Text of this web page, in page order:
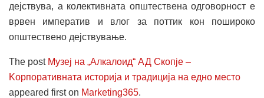
дејствува, а колективната општествена одговорност е
врвен императив и влог за поттик кон пошироко
општествено дејствување.
The post Музеј на „Алкалоид“ АД Скопје –
Kорпоративната историја и традиција на едно место
appeared first on Marketing365.